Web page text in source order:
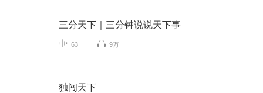
三分天下｜三分钟说说天下事
63 9万
独闯天下